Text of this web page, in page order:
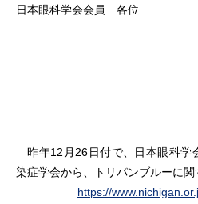
日本眼科学会会員 各位
昨年12月26日付で、日本眼科学
染症学会から、トリパンブルーに関
https://